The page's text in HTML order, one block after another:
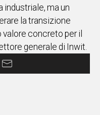
industriale, ma un
la transizione
concreto per il
generale di Inwit.